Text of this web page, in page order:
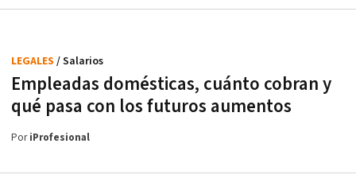
Empleadas domésticas, cuánto cobran y
qué pasa con los futuros aumentos
LEGALES / Salarios
PoriProfesional